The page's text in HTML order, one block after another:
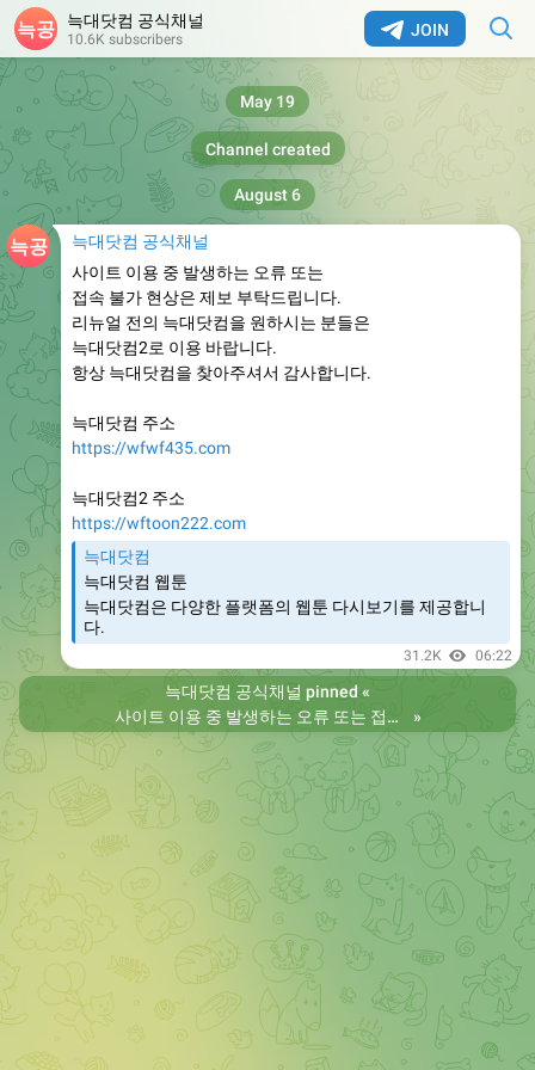
JOIN
늑대닷컴 공식채널
10.6K subscribers
Channel created
May 19
늑대닷컴 공식채널
사이트 이용 중 발생하는 오류 또는
접속 불가 현상은 제보 부탁드립니다.
리뉴얼 전의 늑대닷컴을 원하시는 분들은
늑대닷컴2로 이용 바랍니다.
항상 늑대닷컴을 찾아주셔서 감사합니다.
늑대닷컴 주소
https://wfwf435.com
늑대닷컴2 주소
https://wftoon222.com
늑대닷컴
늑대닷컴 웹툰
늑대닷컴은 다양한 플랫폼의 웹툰 다시보기를 제공합니
다.
31.2K 06:22
August 6
늑대닷컴 공식채널 pinned «
사이트 이용 중 발생하는 오류 또는 접속 불가 현상은 제보 부탁드립니다. 리뉴얼 전의 늑대닷컴을 원하시는 분들은 늑대닷컴2로 이용 바랍니다. 항상 늑대닷컴을 찾아주셔서 감사합니다. 늑대닷컴 주소 https://wfwf435.com 늑대닷컴2 주소 https://wftoon222.com
»